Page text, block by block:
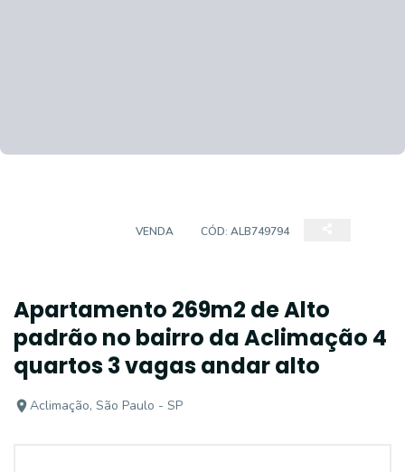
VENDA CÓD: ALB749794
Apartamento 269m2 de Alto
padrão no bairro da Aclimação 4
quartos 3 vagas andar alto
Aclimação, São Paulo - SP